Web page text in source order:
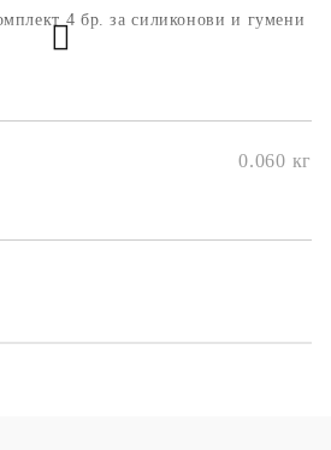
4 бр. за силиконови и гумени
0.060 кг